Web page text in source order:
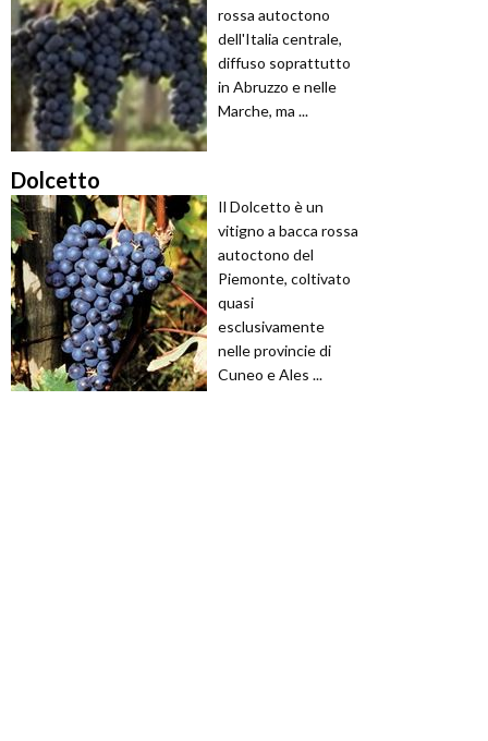
rossa autoctono
dell'Italia centrale,
diffuso soprattutto
in Abruzzo e nelle
Marche, ma ...
Dolcetto
Il Dolcetto è un
vitigno a bacca rossa
autoctono del
Piemonte, coltivato
quasi
esclusivamente
nelle provincie di
Cuneo e Ales ...